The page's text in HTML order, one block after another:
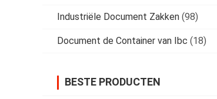
Industriële Document Zakken (98)
Document de Container van Ibc (18)
BESTE PRODUCTEN